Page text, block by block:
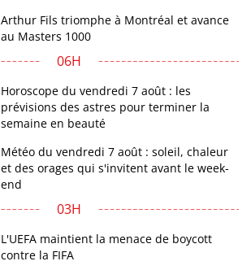
Arthur Fils triomphe à Montréal et avance
au Masters 1000
06H
Horoscope du vendredi 7 août : les
prévisions des astres pour terminer la
semaine en beauté
Météo du vendredi 7 août : soleil, chaleur
et des orages qui s'invitent avant le week-
end
03H
L'UEFA maintient la menace de boycott
contre la FIFA